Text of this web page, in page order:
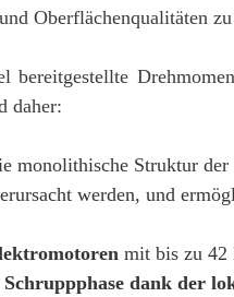
Oberflächenqualitäten
bereitgestellte
daher:
monolithische Struktur
werden, und
mit bis zu 42
dank der